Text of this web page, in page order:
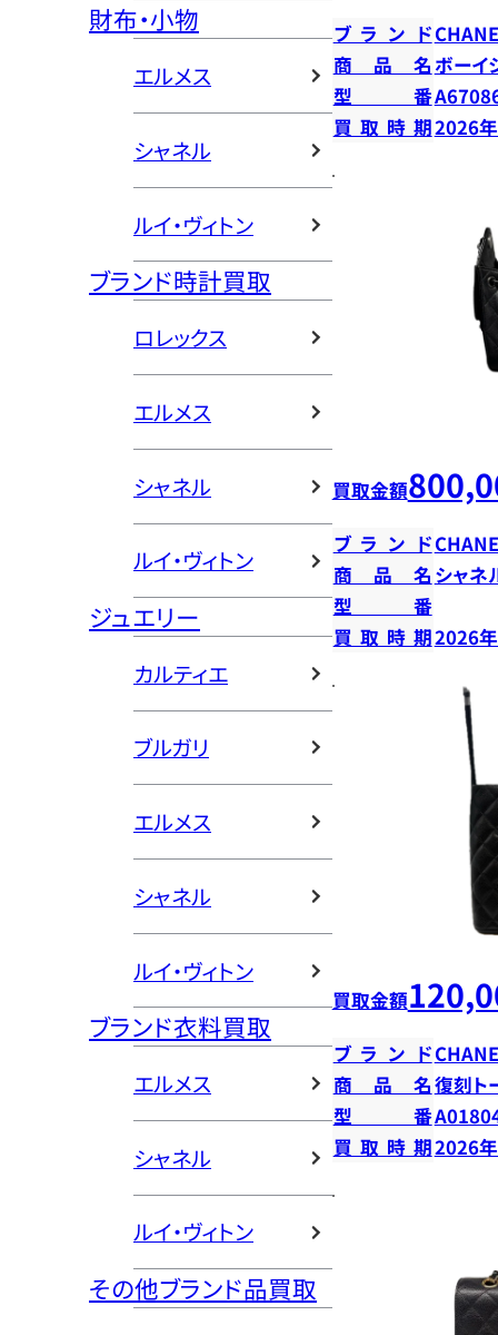
財布・小物
エルメス
シャネル
ルイ・ヴィトン
ブランド時計買取
ロレックス
エルメス
シャネル
ルイ・ヴィトン
ジュエリー
カルティエ
ブルガリ
エルメス
シャネル
ルイ・ヴィトン
ブランド衣料買取
エルメス
シャネル
ルイ・ヴィトン
その他ブランド品買取
ブランド
商品名ボーイ
型番
買取時期2026
買取金額
ブランド
商品名 シャネ
型番
買取時期2026
買取金額
ブランド
商品名復刻ト
型番
買取時期2026